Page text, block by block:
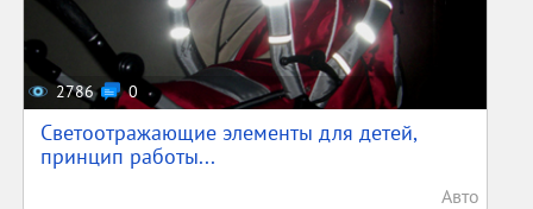
2786 0
Светоотражающие элементы для детей,
принцип работы...
Авто